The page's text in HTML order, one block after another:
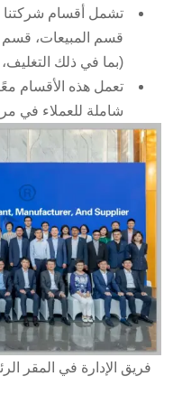
تشمل أقسام شركتنا
قسم المبيعات، قسم
(بما في ذلك
تعمل هذه الأقسام
شاملة للعملاء في
فريق الإدارة في المقر